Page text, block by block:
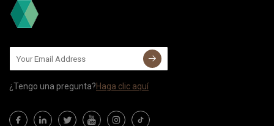
¿Tengo una pregunta?Haga clic aquí